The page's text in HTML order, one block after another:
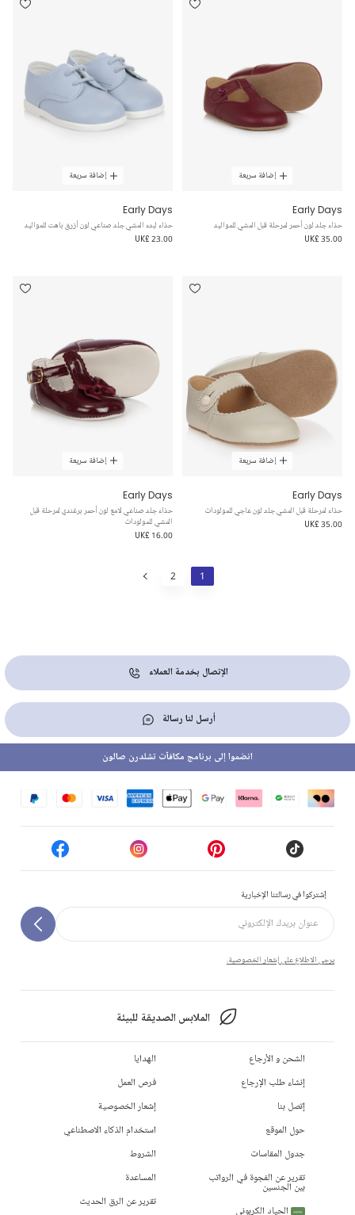
إضافة سريعة
Early Days
حذاء جلد لون أحمر لمرحلة قبل المشي للمواليد
UK£ 35.00
إضافة سريعة
Early Days
حذاء لبدء المشي جلد صناعي لون أزرق باهت للمواليد
UK£ 23.00
إضافة سريعة
Early Days
حذاء لمرحلة قبل المشي جلد لون عاجي للمولودات
UK£ 35.00
إضافة سريعة
Early Days
حذاء جلد صناعي لامع لون أحمر برغندي لمرحلة قبل
المشي للمولودات
UK£ 16.00
1
2
الإتصال بخدمة العملاء
أرسل لنا رسالة
إشتركوا في رسالتنا الإخبارية
يرجى الاطلاع على إشعار الخصوصية.
الملابس الصديقة للبيئة
انضموا إلى برنامج مكافآت تشلدرن صالون
الشحن و الأرجاع
إنشاء طلب الإرجاع
إتصل بنا
حول الموقع
جدول المقاسات
تقرير عن الفجوة في الرواتب
بين الجنسين
جديد الحياد الكربوني
الهدايا
فرص العمل
إشعار الخصوصية
استخدام الذكاء الاصطناعي
الشروط
المساعدة
تقرير عن الرق الحديث